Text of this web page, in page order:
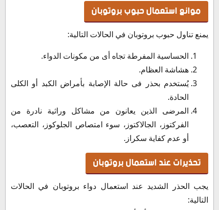
موانع استعمال حبوب بروتوبان
يمنع تناول حبوب بروتوبان في الحالات التالية:
الحساسية المفرطة تجاه أى من مكونات الدواء.
هشاشة العظام.
يُستخدم بحذر فى حالة الإصابة بأمراض الكبد أو الكلى
الحادة.
المرضى الذين يعانون من مشاكل وراثية نادرة من
الفركتوز، الجالاكتوز، سوء امتصاص الجلوكوز، التعصب،
أو عدم كفاية سكراز.
تحذيرات عند استعمال بروتوبان
يجب الحذر الشديد عند استعمال دواء بروتوبان في الحالات
التالية: